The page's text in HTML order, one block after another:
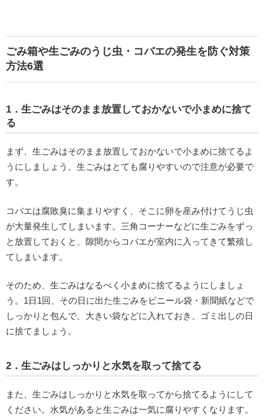
ごみ箱や生ごみのうじ虫・コバエの発生を防ぐ対策
方法6選
1．生ごみはそのまま放置しておかないで小まめに捨て
る
まず、生ごみはそのまま放置しておかないで小まめに捨てるよ
うにしましょう。生ごみはとても腐りやすいので注意が必要で
す。
コバエは腐敗臭に集まりやすく、そこに卵を産み付けてうじ虫
が大量発生してしまいます。三角コーナーなどに生ごみをずっ
と放置しておくと、隙間からコバエが室内に入ってきて繁殖し
てしまいます。
そのため、生ごみはなるべく小まめに捨てるようにしましょ
う。1日1回、その日に出た生ごみをビニール袋・新聞紙などで
しっかりと包んで、大きい袋などに入れておき、ゴミ出しの日
に捨てましょう。
2．生ごみはしっかりと水気を取って捨てる
また、生ごみはしっかりと水気を取ってから捨てるようにして
ください。水気があると生ごみは一気に腐りやすくなります。